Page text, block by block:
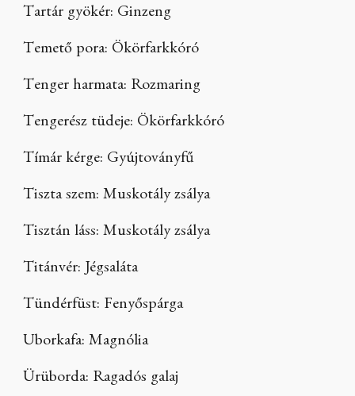
Tartár gyökér: Ginzeng
Temető pora: Ökörfarkkóró
Tenger harmata: Rozmaring
Tengerész tüdeje: Ökörfarkkóró
Tímár kérge: Gyújtoványfű
Tiszta szem: Muskotály zsálya
Tisztán láss: Muskotály zsálya
Titánvér: Jégsaláta
Tündérfüst: Fenyőspárga
Uborkafa: Magnólia
Ürüborda: Ragadós galaj